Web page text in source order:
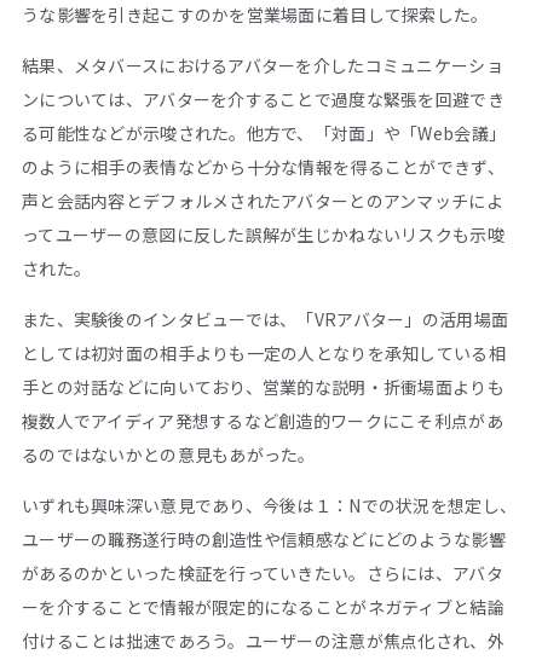
うな影響を引き起こすのかを営業場面に着目して探索した。
結果、メタバースにおけるアバターを介したコミュニケーショ
ンについては、アバターを介することで過度な緊張を回避でき
る可能性などが示唆された。他方で、「対面」や「Web会議」
のように相手の表情などから十分な情報を得ることができず、
声と会話内容とデフォルメされたアバターとのアンマッチによ
ってユーザーの意図に反した誤解が生じかねないリスクも示唆
された。
また、実験後のインタビューでは、「VRアバター」の活用場面
としては初対面の相手よりも一定の人となりを承知している相
手との対話などに向いており、営業的な説明・折衝場面よりも
複数人でアイディア発想するなど創造的ワークにこそ利点があ
るのではないかとの意見もあがった。
いずれも興味深い意見であり、今後は１：Nでの状況を想定し、
ユーザーの職務遂行時の創造性や信頼感などにどのような影響
があるのかといった検証を行っていきたい。さらには、アバタ
ーを介することで情報が限定的になることがネガティブと結論
付けることは拙速であろう。ユーザーの注意が焦点化され、外